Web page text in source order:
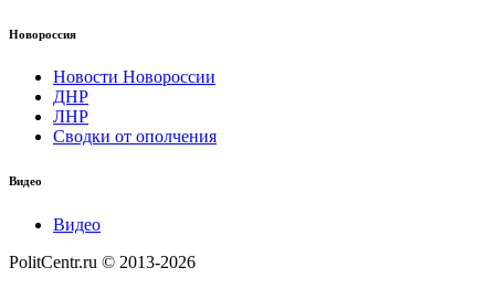
Новороссия
Новости Новороссии
ДНР
ЛНР
Сводки от ополчения
Видео
Видео
PolitCentr.ru © 2013-2026